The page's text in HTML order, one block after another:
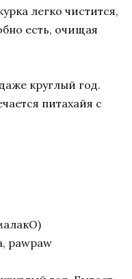
легко чистится,
есть, очищая
круглый год.
питахайя с
pawpaw